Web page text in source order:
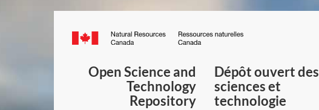
Canada.ca
du
Canada
Open Science and
Technology
Repository
Dépôt ouvert des
sciences et
technologie